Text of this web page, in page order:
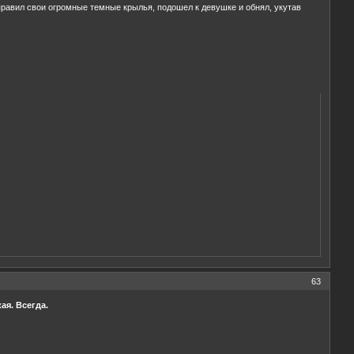
свои огромные темные крылья, подошел к девушке и обнял, укутав
63
Всегда.